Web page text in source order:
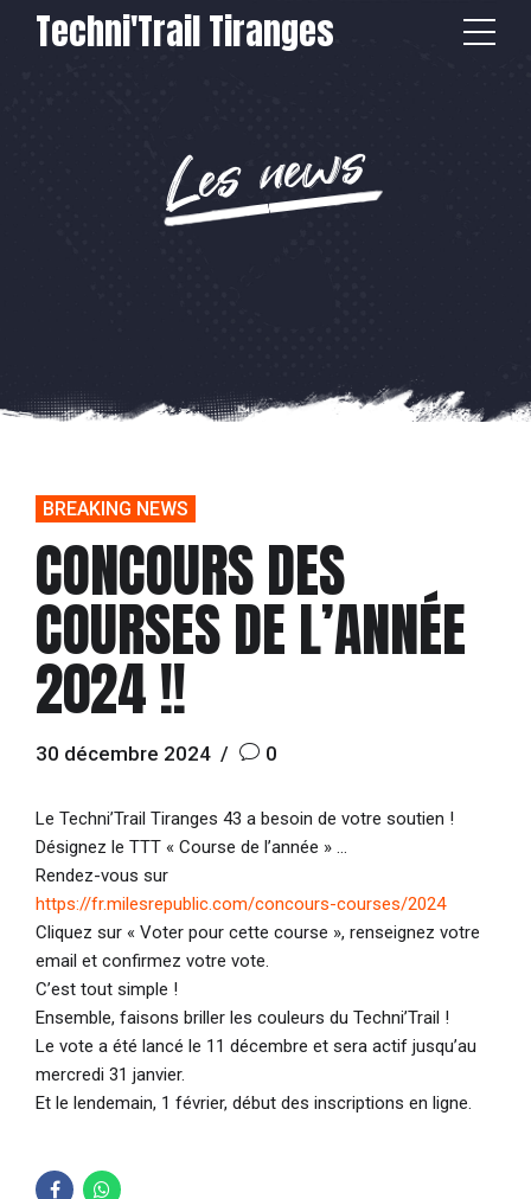
Techni'Trail Tiranges
Les news
BREAKING NEWS
CONCOURS DES
COURSES DE L’ANNÉE
2024 !!
30 décembre 2024 0
Le Techni’Trail Tiranges 43 a besoin de votre soutien !
Désignez le TTT « Course de l’année » …
Rendez-vous sur
https://fr.milesrepublic.com/concours-courses/2024
Cliquez sur « Voter pour cette course », renseignez votre
email et confirmez votre vote.
C’est tout simple !
Ensemble, faisons briller les couleurs du Techni’Trail !
Le vote a été lancé le 11 décembre et sera actif jusqu’au
mercredi 31 janvier.
Et le lendemain, 1 février, début des inscriptions en ligne.